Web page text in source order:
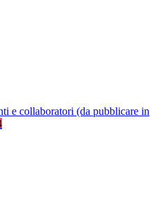
e collaboratori (da pubblicare in